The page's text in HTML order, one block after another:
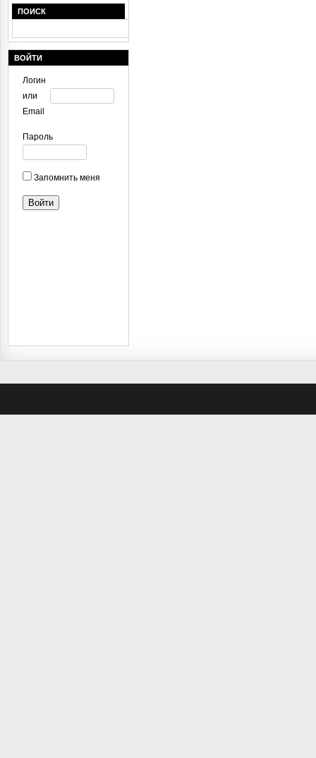
ПОИСК
ВОЙТИ
Логин
или
Email
Пароль
Запомнить меня